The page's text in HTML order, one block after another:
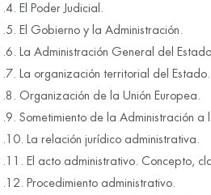
1.4. El Poder Judicial.
1.5. El Gobierno y la Administración.
1.6. La Administración General del
1.7. La organización territorial del Estado.
1.8. Organización de la Unión Europea.
1.9. Sometimiento de la Administración a
1.10. La relación jurídico administrativa.
1.11. El acto administrativo. Concepto,
1.12. Procedimiento administrativo.